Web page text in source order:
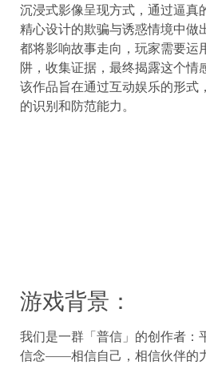
沉浸式影像呈现方式，通过逼真
精心设计的欺骗与诱惑情境中做
都将影响故事走向，玩家需要运
阱，收集证据，最终揭露这个情
该作品旨在通过互动娱乐的形式
的识别和防范能力。
游戏背景：
我们是一群「普信」的创作者：
信念——相信自己，相信伙伴的